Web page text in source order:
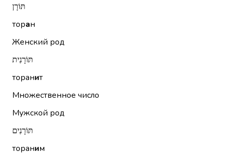
תּוֹרָן
торан
Женский род
תּוֹרָנִית
торанит
Множественное число
Мужской род
תּוֹרָנִים
тораним